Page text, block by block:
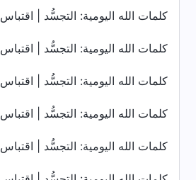
كلمات الله اليومية: التجسُّد | اقتباس 112
كلمات الله اليومية: التجسُّد | اقتباس 113
كلمات الله اليومية: التجسُّد | اقتباس 114
كلمات الله اليومية: التجسُّد | اقتباس 115
كلمات الله اليومية: التجسُّد | اقتباس 116